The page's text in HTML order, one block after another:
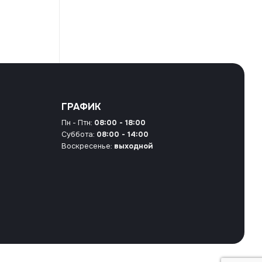
ГРАФИК
Пн - Птн: 08:00 - 18:00
Суббота: 08:00 - 14:00
Воскресенье: выходной